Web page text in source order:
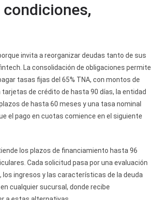
condiciones,
invita a reorganizar deudas tanto de sus
La consolidación de obligaciones permite
tasas fijas del 65% TNA, con montos de
de crédito de hasta 90 días, la entidad
de hasta 60 meses y una tasa nominal
el pago en cuotas comience en el siguiente
los plazos de financiamiento hasta 96
Cada solicitud pasa por una evaluación
los ingresos y las características de la deuda
cualquier sucursal, donde recibe